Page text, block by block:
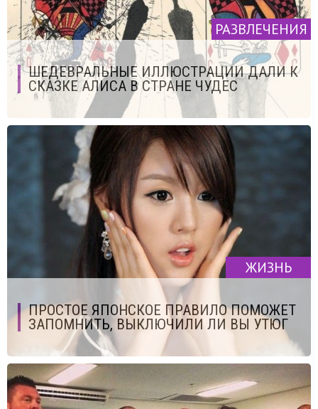
РАЗВЛЕЧЕНИЯ
ШЕДЕВРАЛЬНЫЕ ИЛЛЮСТРАЦИИ ДАЛИ К
СКАЗКЕ АЛИСА В СТРАНЕ ЧУДЕС
ЖИЗНЬ
ПРОСТОЕ ЯПОНСКОЕ ПРАВИЛО ПОМОЖЕТ
ЗАПОМНИТЬ, ВЫКЛЮЧИЛИ ЛИ ВЫ УТЮГ